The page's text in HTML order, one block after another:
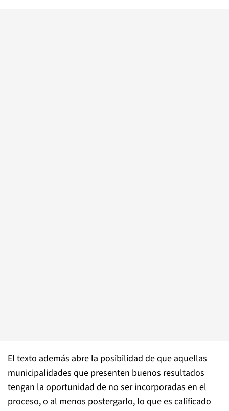
El texto además abre la posibilidad de que aquellas
municipalidades que presenten buenos resultados
tengan la oportunidad de no ser incorporadas en el
proceso, o al menos postergarlo, lo que es calificado